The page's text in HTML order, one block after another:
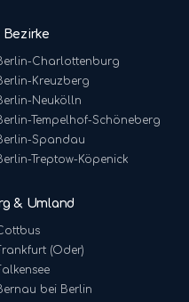
Bezirke
Charlottenburg
Kreuzberg
Neukölln
Tempelhof-Schöneberg
Spandau
Treptow-Köpenick
& Umland
(Oder)
bei Berlin